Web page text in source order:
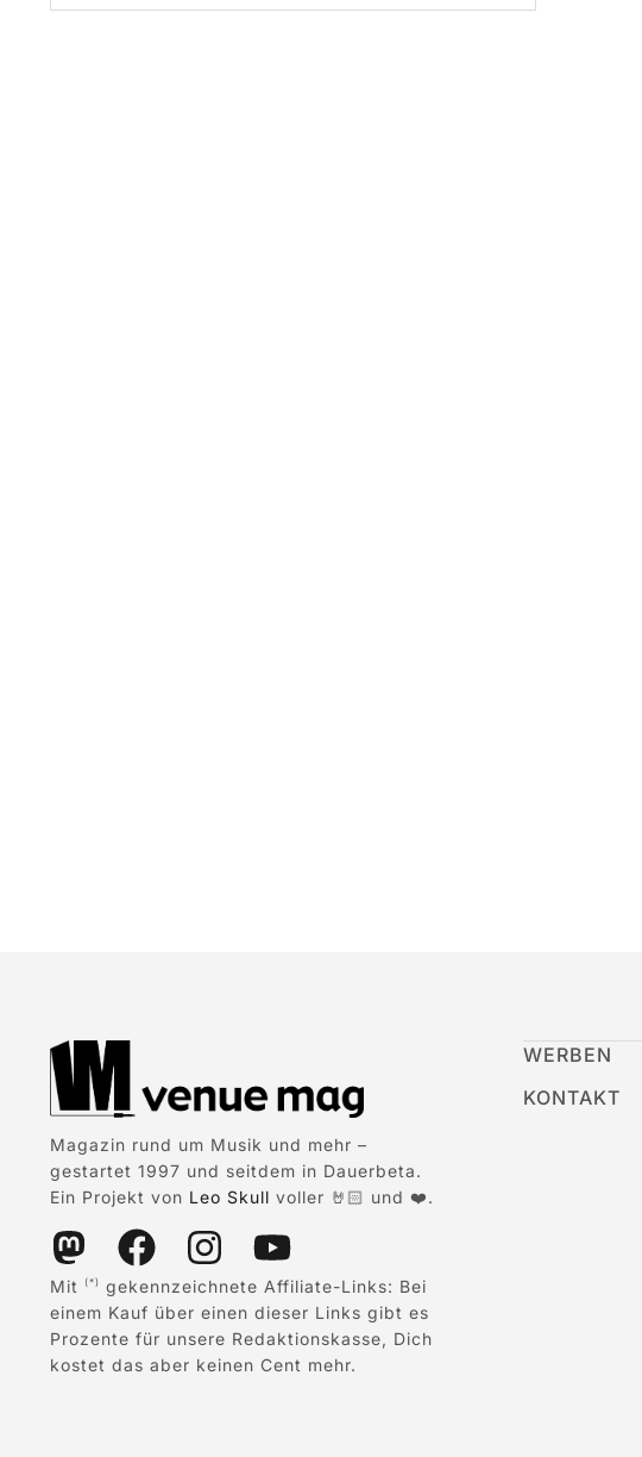
Magazin rund um Musik und mehr –
gestartet 1997 und seitdem in Dauerbeta.
Ein Projekt von Leo Skull voller 🤘🏻 und ❤️.
Mit (*)
gekennzeichnete Affiliate-Links: Bei
einem Kauf über einen dieser Links gibt es
Prozente für unsere Redaktionskasse, Dich
kostet das aber keinen Cent mehr.
WERBEN
KONTAKT